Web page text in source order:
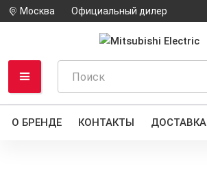
Москва Официальный дилер
О БРЕНДЕ КОНТАКТЫ ДОСТАВКА